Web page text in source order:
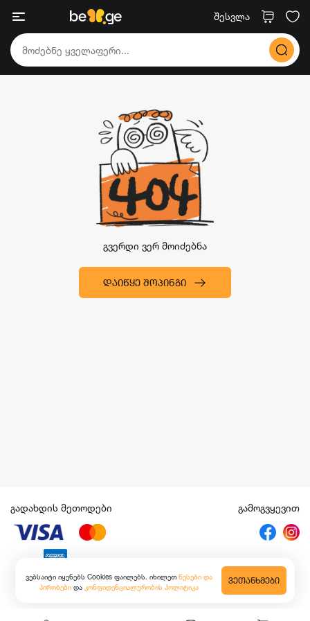
შესვლა
გვერდი ვერ მოიძებნა
ᲓᲐᲘᲬᲧᲔ ᲨᲝᲞᲘᲜᲒᲘ
ვებსაიტი იყენებს Cookies ფაილებს. იხილეთ წესები და
პირობები და კონფიდენციალურობის პოლიტიკა
ᲕᲔᲗᲐᲜᲮᲛᲔᲑᲘ
გადახდის მეთოდები გამოგვყევით